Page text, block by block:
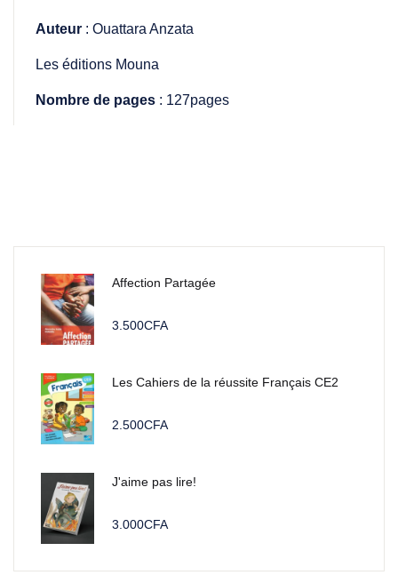
Auteur : Ouattara Anzata
Les éditions Mouna
Nombre de pages : 127pages
Affection Partagée
3.500CFA
Les Cahiers de la réussite Français CE2
2.500CFA
J'aime pas lire!
3.000CFA